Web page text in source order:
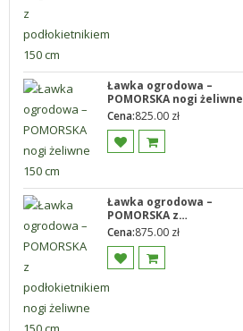
Ławka ogrodowa –
POMORSKA nogi żeliwne
150 cm
Cena:825.00 zł
Ławka ogrodowa –
POMORSKA z
podłokietnikiem nogi
Cena:875.00 zł